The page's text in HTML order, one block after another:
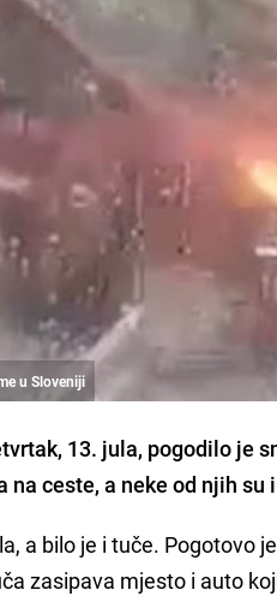
u Sloveniji
13. jula, pogodilo je
na ceste, a neke od njih su
a bilo je i tuče. Pogotovo
zasipava mjesto i auto